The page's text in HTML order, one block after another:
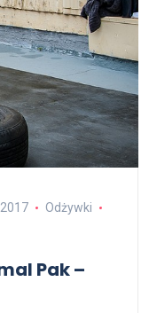
Odżywki
Pak –